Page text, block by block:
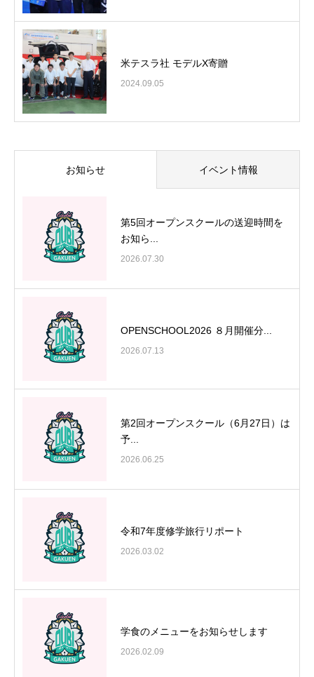
米テスラ社 モデルX寄贈
2024.09.05
お知らせ イベント情報
第5回オープンスクールの送迎時間を
お知ら...
2026.07.30
OPENSCHOOL2026 ８月開催分...
2026.07.13
第2回オープンスクール（6月27日）は
予...
2026.06.25
令和7年度修学旅行リポート
2026.03.02
学食のメニューをお知らせします
2026.02.09